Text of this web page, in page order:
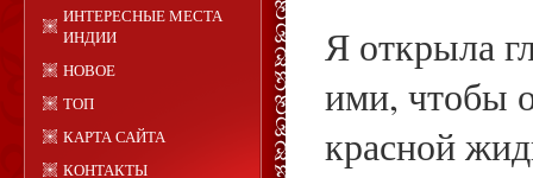
ИНТЕРЕСНЫЕ МЕСТА
ИНДИИ
НОВОЕ
ТОП
КАРТА САЙТА
КОНТАКТЫ
Я открыла
ими, чтобы
красной